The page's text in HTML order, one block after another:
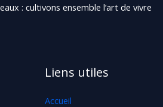
: cultivons ensemble l’art de vivre
Liens utiles
Accueil